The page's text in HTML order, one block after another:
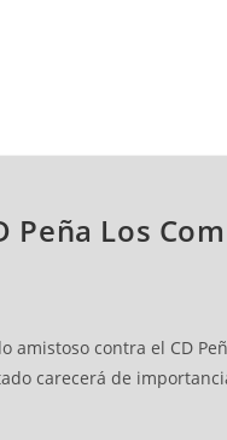
Peña Los
contra el CD
carecerá de